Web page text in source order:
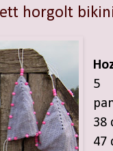
horgolt
5
38
47